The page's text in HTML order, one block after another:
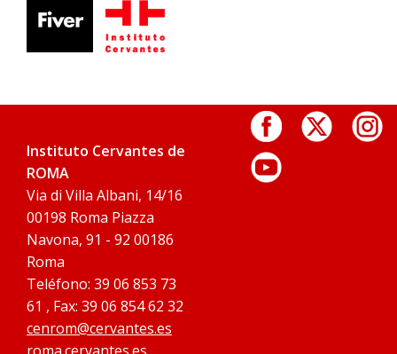
Instituto Cervantes de
ROMA
Via di Villa Albani, 14/16
00198 Roma Piazza
Navona, 91 - 92 00186
Roma
Teléfono: 39 06 853 73
61 , Fax: 39 06 854 62 32
cenrom@cervantes.es